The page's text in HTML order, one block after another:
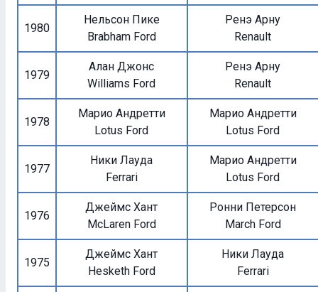
1980
Нельсон Пике
Brabham Ford
Ренэ Арну
Renault
1979
Алан Джонс
Williams Ford
Ренэ Арну
Renault
1978
Марио Андретти
Lotus Ford
Марио Андретти
Lotus Ford
1977
Ники Лауда
Ferrari
Марио Андретти
Lotus Ford
1976
Джеймс Хант
McLaren Ford
Ронни Петерсон
March Ford
1975
Джеймс Хант
Hesketh Ford
Ники Лауда
Ferrari